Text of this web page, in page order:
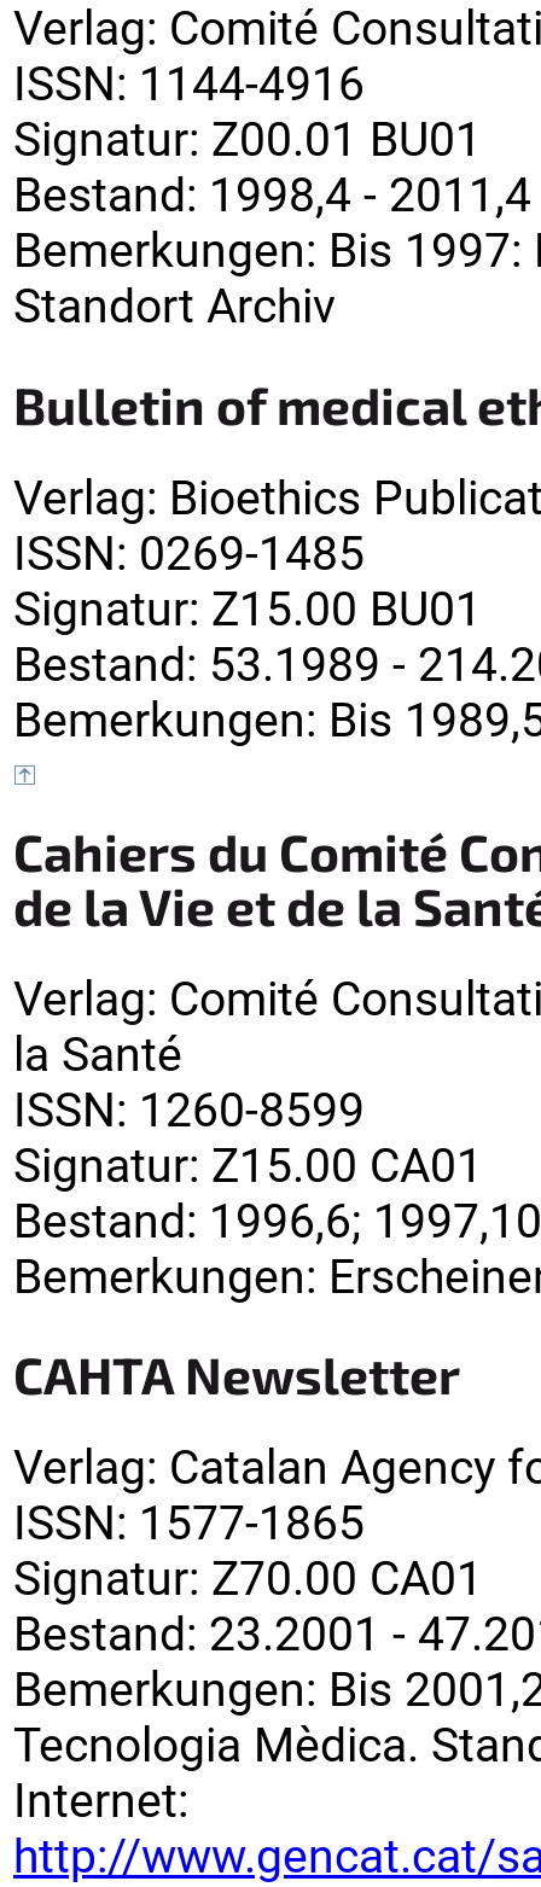
Verlag: Comité
ISSN: 1144-4916
Signatur: Z00.01 BU01
Bestand: 1998,4 - 2011,4
Bemerkungen: Bis 1997:
Standort Archiv
Bulletin of medical
Verlag: Bioethics
ISSN: 0269-1485
Signatur: Z15.00 BU01
Bestand: 53.1989 -
Bemerkungen: Bis
Cahiers du Comité
de la Vie et de la
Verlag: Comité
la Santé
ISSN: 1260-8599
Signatur: Z15.00 CA01
Bestand: 1996,6;
Bemerkungen:
CAHTA Newsletter
Verlag: Catalan Agency
ISSN: 1577-1865
Signatur: Z70.00 CA01
Bestand: 23.2001 -
Bemerkungen: Bis
Tecnologia Mèdica.
Internet:
http://www.gencat.cat/